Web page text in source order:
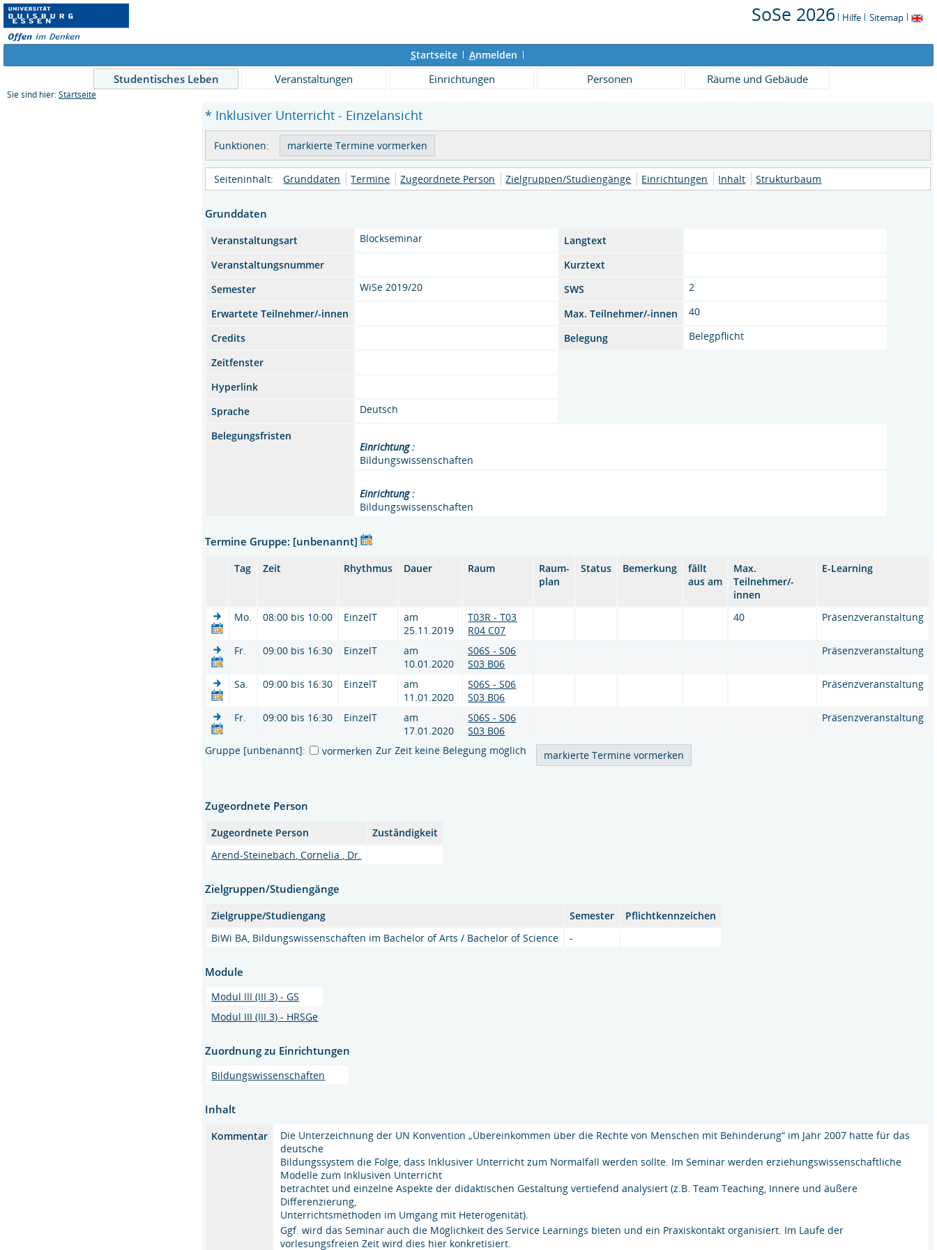
SoSe 2026 Hilfe Sitemap
Startseite Anmelden
Studentisches Leben Veranstaltungen Einrichtungen Personen Räume und Gebäude
Sie sind hier: Startseite
* Inklusiver Unterricht - Einzelansicht
Funktionen:
Seiteninhalt: Grunddaten Termine Zugeordnete Person Zielgruppen/Studiengänge Einrichtungen Inhalt Strukturbaum
Grunddaten
Veranstaltungsart Blockseminar
Langtext
Veranstaltungsnummer
Kurztext
Semester
WiSe 2019/20 SWS
2
Erwartete Teilnehmer/-innen
Max. Teilnehmer/-innen
40
Credits
Belegung
Belegpflicht
Zeitfenster
Hyperlink
Sprache
Deutsch
Belegungsfristen
Einrichtung :
Bildungswissenschaften
Einrichtung :
Bildungswissenschaften
Termine Gruppe: [unbenannt]
Tag Zeit Rhythmus Dauer Raum
Raum-
plan
Status Bemerkung
fällt
aus am
Max.
Teilnehmer/-
innen
E-Learning
Mo. 08:00 bis 10:00 EinzelT
am
25.11.2019
T03R - T03
R04 C07
40 Präsenzveranstaltung
Fr. 09:00 bis 16:30 EinzelT
am
10.01.2020
S06S - S06
S03 B06
Präsenzveranstaltung
Sa. 09:00 bis 16:30 EinzelT
am
11.01.2020
S06S - S06
S03 B06
Präsenzveranstaltung
Fr. 09:00 bis 16:30 EinzelT
am
17.01.2020
S06S - S06
S03 B06
Präsenzveranstaltung
Gruppe [unbenannt]: vormerken Zur Zeit keine Belegung möglich
Zugeordnete Person
Zugeordnete Person
Zuständigkeit
Arend-Steinebach, Cornelia , Dr.
Zielgruppen/Studiengänge
Zielgruppe/Studiengang Semester
Pflichtkennzeichen
BiWi BA, Bildungswissenschaften im Bachelor of Arts / Bachelor of Science
-
Module
Modul III (III.3) - GS
Modul III (III.3) - HRSGe
Zuordnung zu Einrichtungen
Bildungswissenschaften
Inhalt
Kommentar
Die Unterzeichnung der UN Konvention „Übereinkommen über die Rechte von Menschen mit Behinderung“ im Jahr 2007 hatte für das
deutsche
Bildungssystem die Folge, dass Inklusiver Unterricht zum Normalfall werden sollte. Im Seminar werden erziehungswissenschaftliche
Modelle zum Inklusiven Unterricht
betrachtet und einzelne Aspekte der didaktischen Gestaltung vertiefend analysiert (z.B. Team Teaching, Innere und äußere
Differenzierung,
Unterrichtsmethoden im Umgang mit Heterogenität).
Ggf. wird das Seminar auch die Möglichkeit des Service Learnings bieten und ein Praxiskontakt organisiert. Im Laufe der
vorlesungsfreien Zeit wird dies hier konkretisiert.